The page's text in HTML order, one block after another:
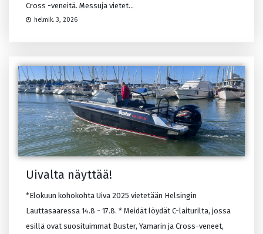
Cross -veneitä. Messuja vietet...
helmik. 3, 2026
Uivalta näyttää!
*Elokuun kohokohta Uiva 2025 vietetään Helsingin
Lauttasaaressa 14.8 - 17.8. * Meidät löydät C-laiturilta, jossa
esillä ovat suosituimmat Buster, Yamarin ja Cross-veneet,